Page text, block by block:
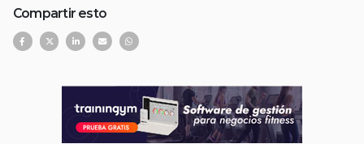
Compartir esto